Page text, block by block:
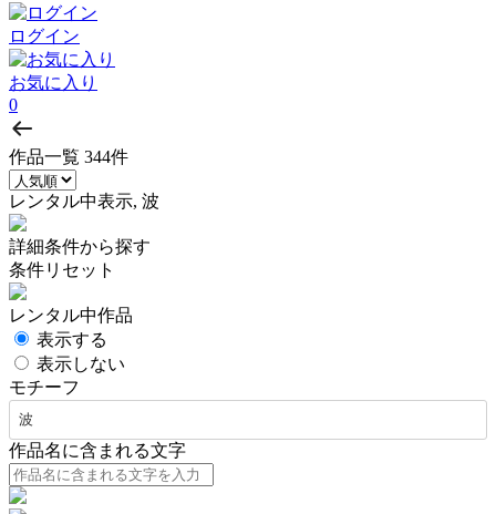
ログイン
お気に入り
0
作品一覧 344件
レンタル中表示, 波
詳細条件から探す
条件リセット
レンタル中作品
表示する
表示しない
モチーフ
波
作品名に含まれる文字